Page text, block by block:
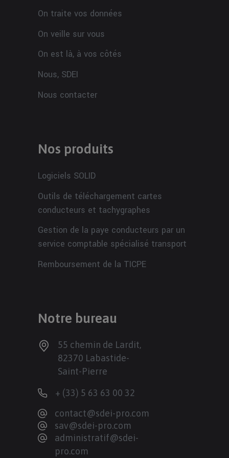
On traite vos données
On veille sur vous
On est là, à vos côtés
Nous, SDEI
Nous contacter
Nos produits
Logiciels SOLID
Outils de téléchargement cartes
conducteurs et tachygraphes
Gestion de la paye conducteurs par un
service comptable spécialisé transport
Remboursement de la TICPE
Notre bureau
55 chemin de Lardit,
82370 Labastide-
Saint-Pierre
+ (33) 5 63 63 00 32
contact@sdei-pro.com
sav@sdei-pro.com
administratif@sdei-
pro.com